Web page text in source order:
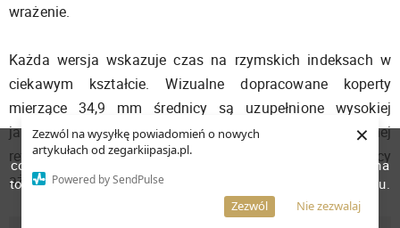
Zezwól na wysyłkę powiadomień o nowych
artykułach od zegarkiipasja.pl.
Powered by SendPulse
Nie zezwalaj
Zezwól
×
wrażenie.
Każda wersja wskazuje czas na rzymskich indeksach w
ciekawym kształcie. Wizualne dopracowane koperty
mierzące 34,9 mm średnicy są uzupełnione wysokiej
jakości paskami w kolorach odpowiadających danej
referencji. Zegarki mają mechanizm Cal 1163L, oferujący
aż 100 godzin rezerwy chodu.
W celu poprawienia jakości usług korzystamy z plików
cookies. Pozostanie na stronie oznacza, iż wyrażasz zgodę na
to, że pliki cookies będą przechowywane w Twoim urządzeniu.
Więcej informacji